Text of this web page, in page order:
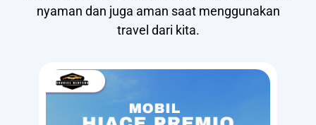
nyaman dan juga aman saat menggunakan
travel dari kita.